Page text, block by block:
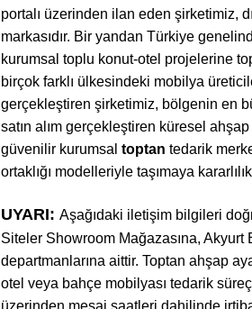
portalı üzerinden ilan eden şirketimiz,
markasıdır. Bir yandan Türkiye
kurumsal toplu konut-otel projelerine
birçok farklı ülkesindeki mobilya
gerçekleştiren şirketimiz, bölgenin en
satın alım gerçekleştiren küresel
güvenilir kurumsal toptan tedarik
ortaklığı modelleriyle taşımaya
UYARI: Aşağıdaki iletişim bilgileri
Siteler Showroom Mağazasına, Akyurt
departmanlarına aittir. Toptan ahşap
otel veya bahçe mobilyası tedarik
üzerinden mesai saatleri dahilinde